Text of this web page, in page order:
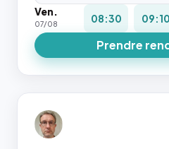
Ven.
07/08 08:30 09:10
Prendre